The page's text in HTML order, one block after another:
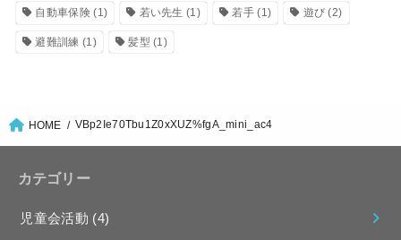
自動車保険(1) 若い先生 (1) 若手(1) 遊び (2)
避難訓練 (1) 髪型 (1)
HOME VBp2Ie70Tbu1Z0xXUZ%fgA_mini_ac4
カテゴリー
児童会活動 (4)